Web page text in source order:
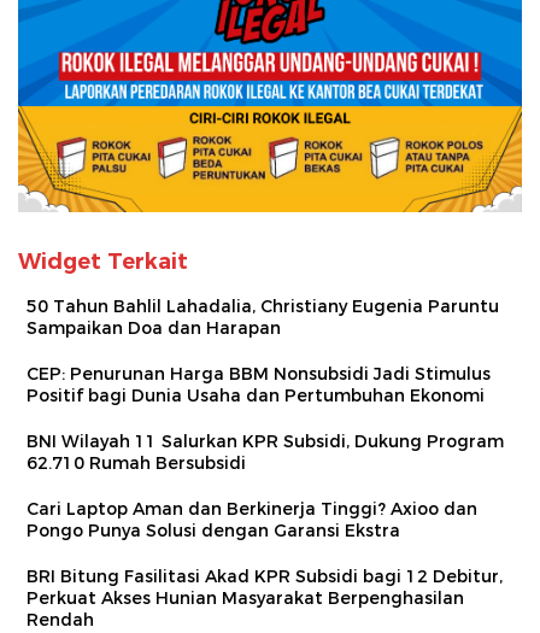
Widget Terkait
50 Tahun Bahlil Lahadalia, Christiany Eugenia Paruntu
Sampaikan Doa dan Harapan
CEP: Penurunan Harga BBM Nonsubsidi Jadi Stimulus
Positif bagi Dunia Usaha dan Pertumbuhan Ekonomi
BNI Wilayah 11 Salurkan KPR Subsidi, Dukung Program
62.710 Rumah Bersubsidi
Cari Laptop Aman dan Berkinerja Tinggi? Axioo dan
Pongo Punya Solusi dengan Garansi Ekstra
BRI Bitung Fasilitasi Akad KPR Subsidi bagi 12 Debitur,
Perkuat Akses Hunian Masyarakat Berpenghasilan
Rendah